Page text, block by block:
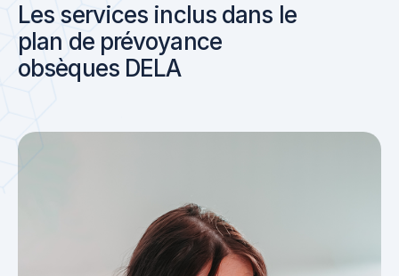
Les services inclus dans le
plan de prévoyance
obsèques DELA